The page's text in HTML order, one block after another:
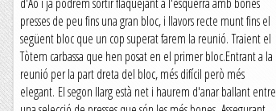
presses de peu fins una gran bloc, i llavors recte munt fins el
següent bloc que un cop superat farem la reunió. Traient el
Tòtem carbassa que hen posat en el primer bloc.Entrant a la
reunió per la part dreta del bloc, més difícil però més
elegant. El segon llarg està net i haurem d'anar ballant entre